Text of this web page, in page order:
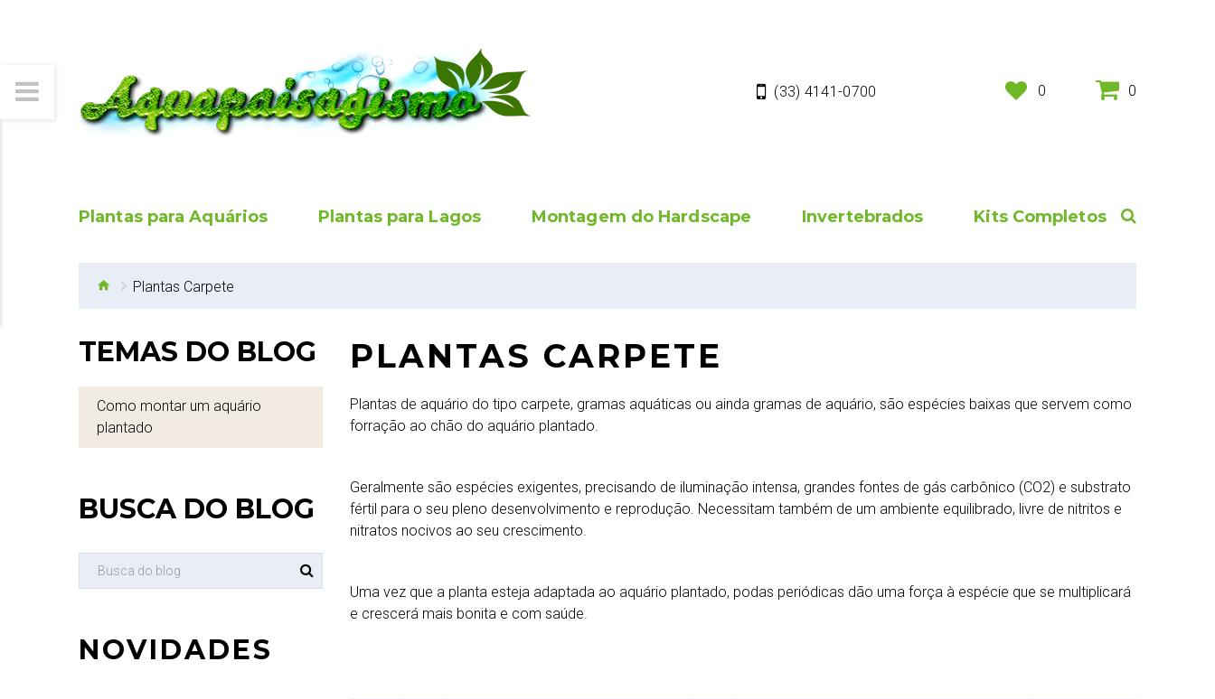
(33) 4141-0700 0 0
Plantas para Aquários Plantas para Lagos Montagem do Hardscape Invertebrados Kits Completos
Plantas Carpete
TEMAS DO BLOG
Como montar um aquário
plantado
BUSCA DO BLOG
NOVIDADES
PLANTAS CARPETE
Plantas de aquário do tipo carpete, gramas aquáticas ou ainda gramas de aquário, são espécies baixas que servem como
forração ao chão do aquário plantado.
Geralmente são espécies exigentes, precisando de iluminação intensa, grandes fontes de gás carbônico (CO2) e substrato
fértil para o seu pleno desenvolvimento e reprodução. Necessitam também de um ambiente equilibrado, livre de nitritos e
nitratos nocivos ao seu crescimento.
Uma vez que a planta esteja adaptada ao aquário plantado, podas periódicas dão uma força à espécie que se multiplicará
e crescerá mais bonita e com saúde.